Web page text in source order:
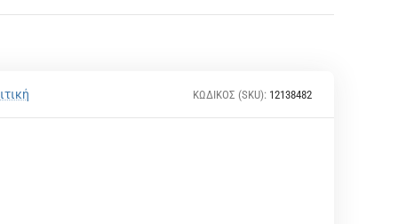
ΚΩΔΙΚΟΣ (SKU): 12138482